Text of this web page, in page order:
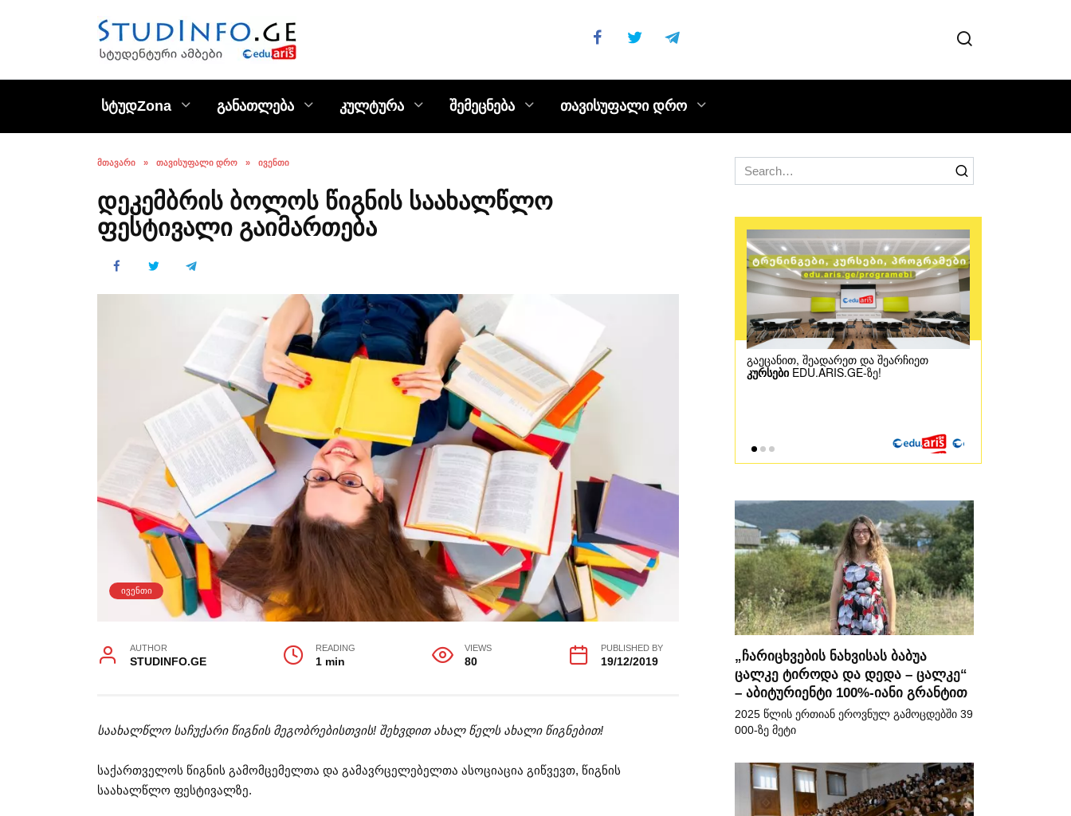
სტუდZona განათლება კულტურა შემეცნება თავისუფალი დრო
ᲛᲗᲐᲕᲐᲠᲘ » ᲗᲐᲕᲘᲡᲣᲤᲐᲚᲘ ᲓᲠᲝ » ᲘᲕᲔᲜᲗᲘ
დეკემბრის ბოლოს წიგნის საახალწლო
ფესტივალი გაიმართება
ᲘᲕᲔᲜᲗᲘ
AUTHOR
STUDINFO.GE
READING
1 min
VIEWS
80
PUBLISHED BY
19/12/2019
საახალწლო საჩუქარი წიგნის მეგობრებისთვის! შეხვდით ახალ წელს ახალი წიგნებით!
საქართველოს წიგნის გამომცემელთა და გამავრცელებელთა ასოციაცია გიწვევთ, წიგნის
საახალწლო ფესტივალზე.
Search
for:
„ჩარიცხვების ნახვისას ბაბუა
ცალკე ტიროდა და დედა – ცალკე“
– აბიტურიენტი 100%-იანი გრანტით
2025 წლის ერთიან ეროვნულ გამოცდებში 39
000-ზე მეტი